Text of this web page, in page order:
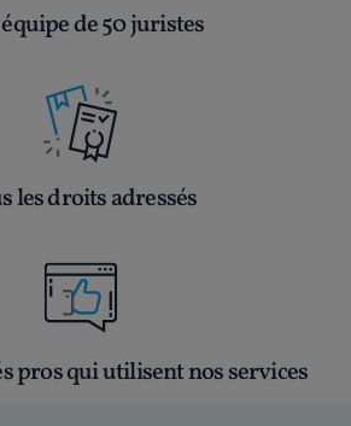
de 50 juristes
les droits adressés
pros qui utilisent nos services